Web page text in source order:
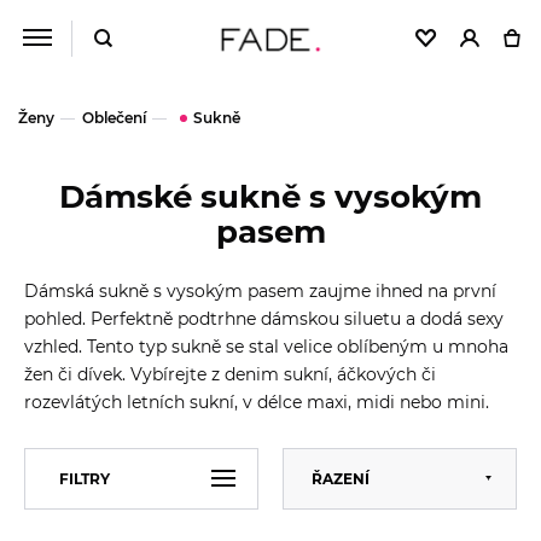
Ženy Oblečení Sukně
Dámské sukně s vysokým
pasem
Dámská sukně s vysokým pasem zaujme ihned na první
pohled. Perfektně podtrhne dámskou siluetu a dodá sexy
vzhled. Tento typ sukně se stal velice oblíbeným u mnoha
žen či dívek. Vybírejte z denim sukní, áčkových či
rozevlátých letních sukní, v délce maxi, midi nebo mini.
FILTRY ŘAZENÍ
Výchozí
Abecedně